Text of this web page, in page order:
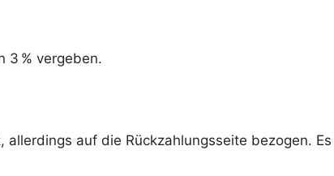
3 % vergeben.
auf die Rückzahlungsseite bezogen.